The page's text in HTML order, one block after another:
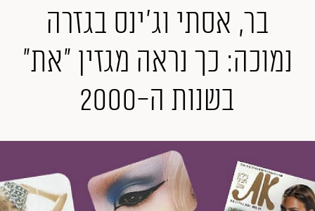
אופנה
ביוטי
סלבס
ערוצים נוספים
המגזין
בר, אסתי וג'ינס בגזרה
נמוכה: כך נראה מגזין "את"
בשנות ה-2000